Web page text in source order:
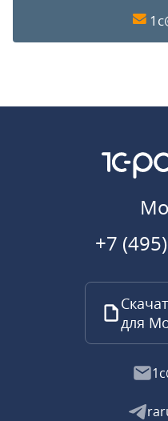
+7
для